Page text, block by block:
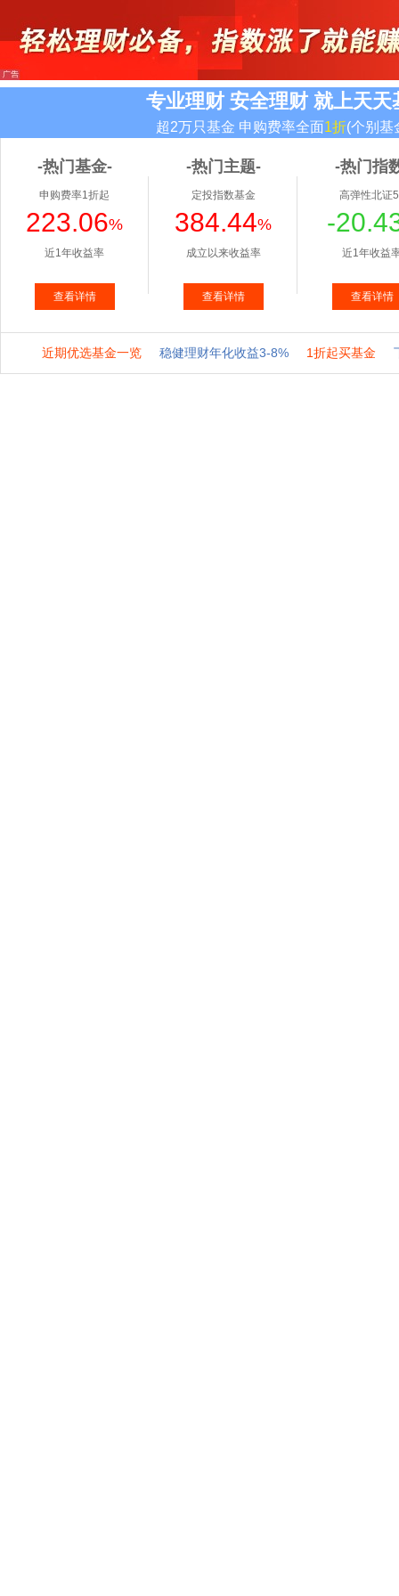
专业理财 安全理财 就上天天
超2万只基金 申购费率全面1折(个别基
-热门基金-
申购费率1折起
223.06%
近1年收益率
查看详情
-热门主题-
定投指数基金
384.44%
成立以来收益率
查看详情
-热门指
高弹性北证
-
近1年收益
查看详情
近期优选基金一览 稳健理财年化收益3-8% 1折起买基金